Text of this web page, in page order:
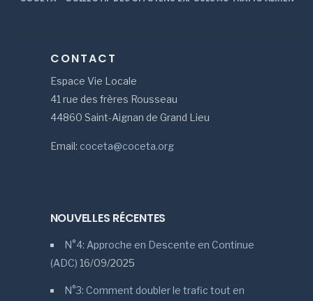
CONTACT
Espace Vie Locale
41 rue des frères Rousseau
44860 Saint-Aignan de Grand Lieu
Email: coceta@coceta.org
NOUVELLES RÉCENTES
N°4: Approche en Descente en Continue
(ADC) 16/09/2025
N°3: Comment doubler le trafic tout en